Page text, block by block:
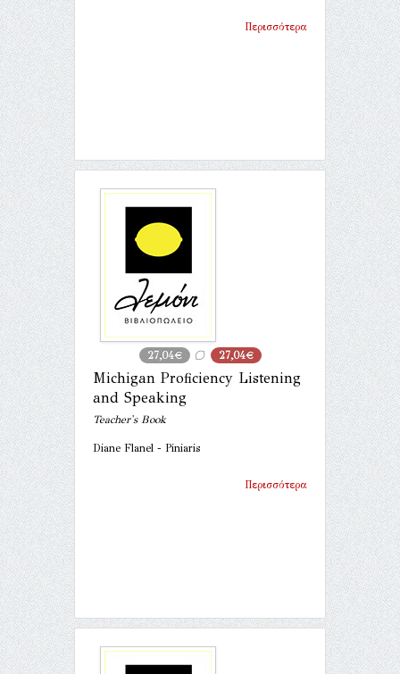
Περισσότερα
27,04€ 27,04€
Michigan Proficiency Listening
and Speaking
Teacher's Book
Diane Flanel - Piniaris
Περισσότερα